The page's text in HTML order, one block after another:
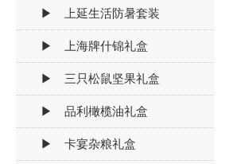
▶ 上延生活防暑套装
▶ 上海牌什锦礼盒
▶ 三只松鼠坚果礼盒
▶ 品利橄榄油礼盒
▶ 卡宴杂粮礼盒